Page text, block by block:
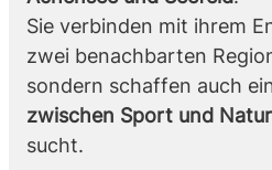
Sie verbinden mit ihrem
zwei benachbarten
sondern schaffen auch
zwischen Sport und Natur
sucht.